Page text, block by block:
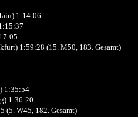
1:14:06
1:59:28 (15. M50, 183. Gesamt)
1:35:54
1:36:20
(5. W45, 182. Gesamt)